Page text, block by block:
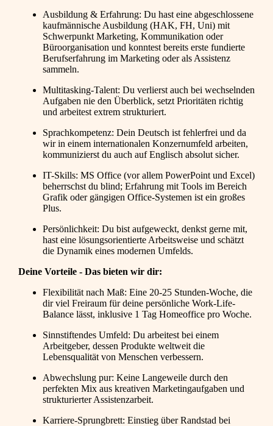
Ausbildung & Erfahrung: Du hast eine abgeschlossene
kaufmännische Ausbildung (HAK, FH, Uni) mit
Schwerpunkt Marketing, Kommunikation oder
Büroorganisation und konntest bereits erste fundierte
Berufserfahrung im Marketing oder als Assistenz
sammeln.
Multitasking-Talent: Du verlierst auch bei wechselnden
Aufgaben nie den Überblick, setzt Prioritäten richtig
und arbeitest extrem strukturiert.
Sprachkompetenz: Dein Deutsch ist fehlerfrei und da
wir in einem internationalen Konzernumfeld arbeiten,
kommunizierst du auch auf Englisch absolut sicher.
IT-Skills: MS Office (vor allem PowerPoint und Excel)
beherrschst du blind; Erfahrung mit Tools im Bereich
Grafik oder gängigen Office-Systemen ist ein großes
Plus.
Persönlichkeit: Du bist aufgeweckt, denkst gerne mit,
hast eine lösungsorientierte Arbeitsweise und schätzt
die Dynamik eines modernen Umfelds.
Deine Vorteile - Das bieten wir dir:
Flexibilität nach Maß: Eine 20-25 Stunden-Woche, die
dir viel Freiraum für deine persönliche Work-Life-
Balance lässt, inklusive 1 Tag Homeoffice pro Woche.
Sinnstiftendes Umfeld: Du arbeitest bei einem
Arbeitgeber, dessen Produkte weltweit die
Lebensqualität von Menschen verbessern.
Abwechslung pur: Keine Langeweile durch den
perfekten Mix aus kreativen Marketingaufgaben und
strukturierter Assistenzarbeit.
Karriere-Sprungbrett: Einstieg über Randstad bei